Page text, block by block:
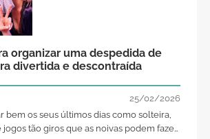
organizar uma despedida de
divertida e descontraída
25/02/2026
bem os seus últimos dias como solteira,
jogos tão giros que as noivas podem fazer